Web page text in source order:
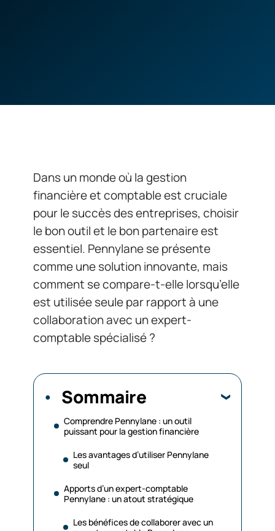
Dans un monde où la gestion
financière et comptable est cruciale
pour le succès des entreprises, choisir
le bon outil et le bon partenaire est
essentiel. Pennylane se présente
comme une solution innovante, mais
comment se compare-t-elle lorsqu’elle
est utilisée seule par rapport à une
collaboration avec un expert-
comptable spécialisé ?
Sommaire
Comprendre Pennylane : un outil
puissant pour la gestion financière
Les avantages d’utiliser Pennylane
seul
Apports d’un expert-comptable
Pennylane : un atout stratégique
Les bénéfices de collaborer avec un